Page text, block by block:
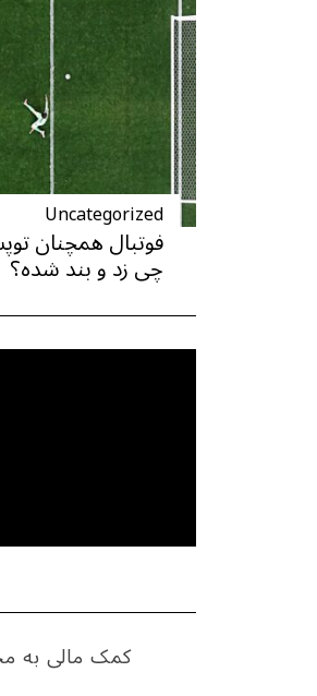
Uncategorized
فوتبال همچنان
چی زد و بند شده؟
کمک مالی به